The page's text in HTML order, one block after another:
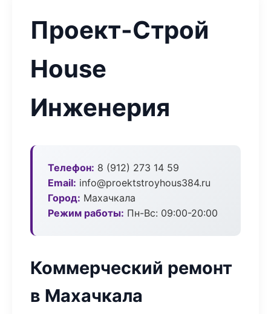
Проект-Строй
House
Инженерия
Телефон: 8 (912) 273 14 59
Email: info@proektstroyhous384.ru
Город: Махачкала
Режим работы: Пн-Вс: 09:00-20:00
Коммерческий ремонт
в Махачкала